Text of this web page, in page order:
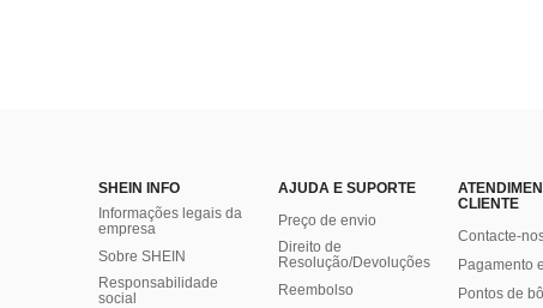
SHEIN INFO
Informações legais da
empresa
Sobre SHEIN
Responsabilidade
social
AJUDA E SUPORTE
Preço de envio
Direito de
Resolução/Devoluções
Reembolso
CLIENTE
Contacte-
Pagamento
Pontos de